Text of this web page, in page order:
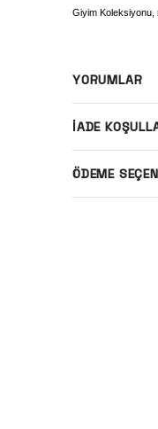
Giyim Koleksiyonu,
YORUMLAR
İADE
ÖDEME